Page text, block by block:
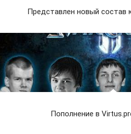
Представлен новый состав
Пополнение в